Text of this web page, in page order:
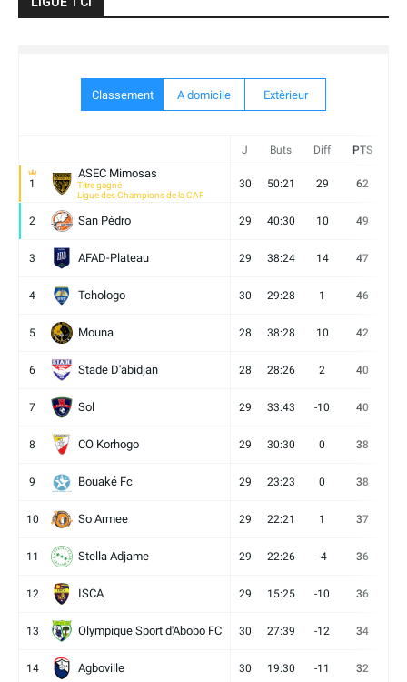
Classement A domicile Extèrieur
J Buts Diff PTS
1
ASEC Mimosas
Titre gagné
Ligue des Champions de la CAF
30 50:21 29 62
2 San Pédro 29 40:30 10 49
3 AFAD-Plateau 29 38:24 14 47
4 Tchologo 30 29:28 1 46
5 Mouna 28 38:28 10 42
6 Stade D'abidjan 28 28:26 2 40
7 Sol 29 33:43 -10 40
8 CO Korhogo 29 30:30 0 38
9 Bouaké Fc 29 23:23 0 38
10 So Armee 29 22:21 1 37
11 Stella Adjame 29 22:26 -4 36
12 ISCA 29 15:25 -10 36
13 Olympique Sport d'Abobo FC 30 27:39 -12 34
14 Agboville 30 19:30 -11 32